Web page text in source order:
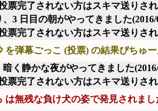
票完了されない方はスキマ送りさ
3 日目の朝がやってきました
票完了されない方はスキマ送りさ
を弾幕ごっこ (投票) の結果ぴちゅ
暗く静かな夜がやってきました
票完了されない方はスキマ送りさ
は無残な負け犬の姿で発見されまし